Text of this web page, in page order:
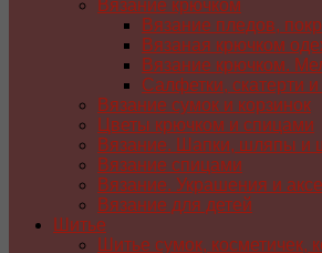
Вязание крючком
Вязание пледов,
Вязаная крючком
Вязание крючком.
Салфетки, скатерти
Вязание сумок и корзинок
Цветы крючком и спицами
Вязание. Шапки, шляпы
Вязание спицами
Вязание. Украшения и
Вязание для детей
Шитье
Шитье сумок, косметичек,